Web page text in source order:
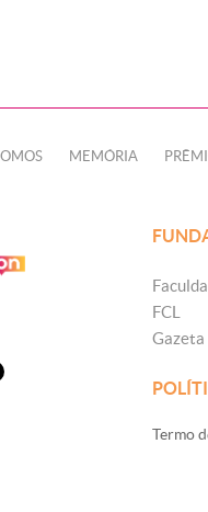
MEMÓRIA
FCL
Gazeta
Termo